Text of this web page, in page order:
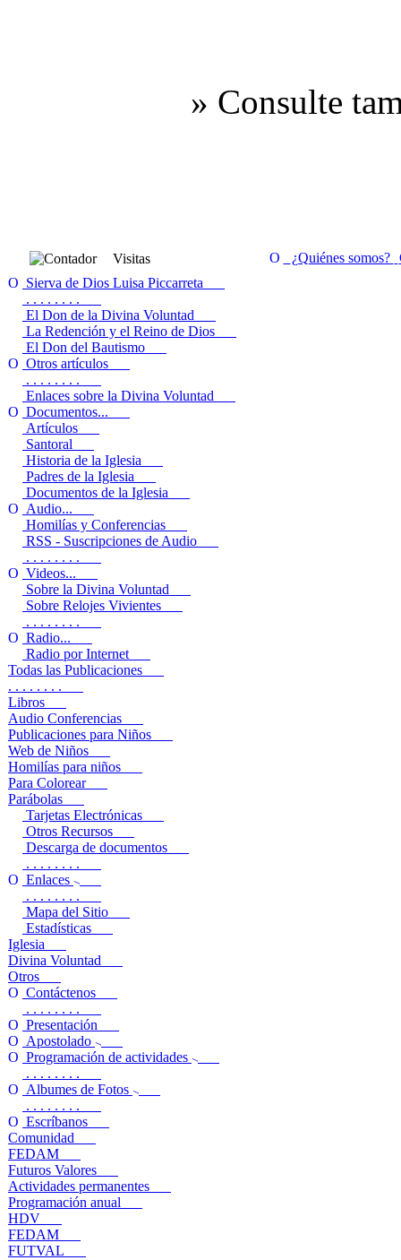
» Consulte
Visitas ¿Quiénes somos?
Sierva de Dios Luisa Piccarreta
. . . . . . . .
El Don de la Divina Voluntad
La Redención y el Reino de Dios
El Don del Bautismo
Otros artículos
. . . . . . . .
Enlaces sobre la Divina Voluntad
Documentos...
Artículos
Santoral
Historia de la Iglesia
Padres de la Iglesia
Documentos de la Iglesia
Audio...
Homilías y Conferencias
RSS - Suscripciones de Audio
. . . . . . . .
Videos...
Sobre la Divina Voluntad
Sobre Relojes Vivientes
. . . . . . . .
Radio...
Radio por Internet
Todas las Publicaciones
. . . . . . . .
Libros
Audio Conferencias
Publicaciones para Niños
Web de Niños
Homilías para niños
Para Colorear
Parábolas
Tarjetas Electrónicas
Otros Recursos
Descarga de documentos
. . . . . . . .
Enlaces
. . . . . . . .
Mapa del Sitio
Estadísticas
Iglesia
Divina Voluntad
Otros
Contáctenos
. . . . . . . .
Presentación
Apostolado
Programación de actividades
. . . . . . . .
Albumes de Fotos
. . . . . . . .
Escríbanos
Comunidad
FEDAM
Futuros Valores
Actividades permanentes
Programación anual
HDV
FEDAM
FUTVAL